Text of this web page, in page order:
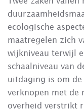
ecologische
maatregelen zich
wijkniveau terwijl
schaalniveau van
uitdaging is om
verknopen met de
overheid verstrikt